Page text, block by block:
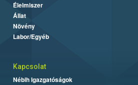
Élelmiszer
Állat
Növény
Labor/Egyéb
Kapcsolat
Nébih Igazgatóságok